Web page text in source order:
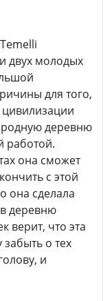
двух молодых
для того,
цивилизации
родную деревню
работой.
она сможет
с этой
она сделала
деревню
верит, что эта
о тех
и